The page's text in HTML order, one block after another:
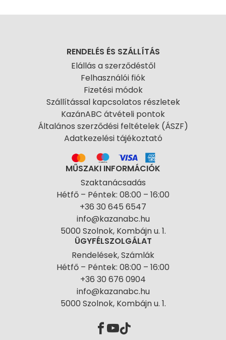
RENDELÉS ÉS SZÁLLÍTÁS
Elállás a szerződéstől
Felhasználói fiók
Fizetési módok
Szállítással kapcsolatos részletek
KazánABC átvételi pontok
Általános szerződési feltételek (ÁSZF)
Adatkezelési tájékoztató
MŰSZAKI INFORMÁCIÓK
Szaktanácsadás
Hétfő – Péntek: 08:00 – 16:00
+36 30 645 6547
info@kazanabc.hu
5000 Szolnok, Kombájn u. 1.
ÜGYFÉLSZOLGÁLAT
Rendelések, Számlák
Hétfő – Péntek: 08:00 – 16:00
+36 30 676 0904
info@kazanabc.hu
5000 Szolnok, Kombájn u. 1.